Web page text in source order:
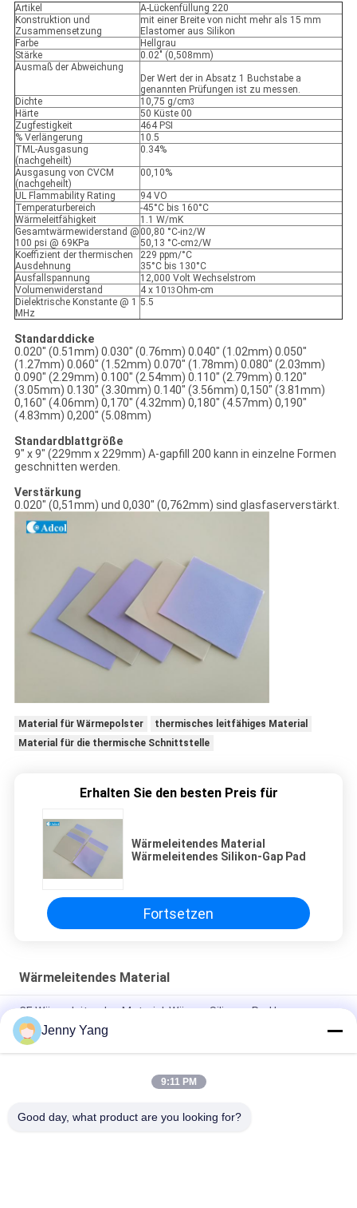
Artikel
A-Lückenfüllung 220
Konstruktion und
Zusammensetzung
mit einer Breite von nicht mehr als 15 mm
Elastomer aus Silikon
Farbe
Hellgrau
Stärke
0.02" (0,508mm)
Ausmaß der Abweichung
Der Wert der in Absatz 1 Buchstabe a
genannten Prüfungen ist zu messen.
Dichte
10,75 g/cm3
Härte
50 Küste 00
Zugfestigkeit
464 PSI
% Verlängerung
10.5
TML-Ausgasung
(nachgeheilt)
0.34%
Ausgasung von CVCM
(nachgeheilt)
00,10%
UL Flammability Rating
94 VO
Temperaturbereich
-45°C bis 160°C
Wärmeleitfähigkeit
1.1 W/mK
Gesamtwärmewiderstand @
100 psi @ 69KPa
00,80 °C-in2/W
50,13 °C-cm2/W
Koeffizient der thermischen
Ausdehnung
229 ppm/°C
35°C bis 130°C
Ausfallspannung
12,000 Volt Wechselstrom
Volumenwiderstand
4 x 1013 Ohm-cm
Dielektrische Konstante @ 1
MHz
5.5
Standarddicke
0.020" (0.51mm) 0.030" (0.76mm) 0.040" (1.02mm) 0.050"
(1.27mm) 0.060" (1.52mm) 0.070" (1.78mm) 0.080" (2.03mm)
0.090" (2.29mm) 0.100" (2.54mm) 0.110" (2.79mm) 0.120"
(3.05mm) 0.130" (3.30mm) 0.140" (3.56mm) 0,150" (3.81mm)
0,160" (4.06mm) 0,170" (4.32mm) 0,180" (4.57mm) 0,190"
(4.83mm) 0,200" (5.08mm)
Standardblattgröße
9" x 9" (229mm x 229mm) A-gapfill 200 kann in einzelne Formen
geschnitten werden.
Verstärkung
0.020" (0,51mm) und 0,030" (0,762mm) sind glasfaserverstärkt.
Material für Wärmepolster
thermisches leitfähiges Material
Material für die thermische Schnittstelle
Erhalten Sie den besten Preis für
Wärmeleitendes Material
Wärmeleitendes Silikon-Gap Pad
Fortsetzen
Wärmeleitendes Material
CE Wärmeleitendes Material, Wärme-Silicone Pad In
Elektronikprodukt Silicone Gummiblech
Wärmeleitfähiges Silikonpad, doppelseitiges Klebeelement
Wärmeleitende Silikon-Wärmewaschbecken für die
Jenny Yang
9:11 PM
Good day, what product are you looking for?